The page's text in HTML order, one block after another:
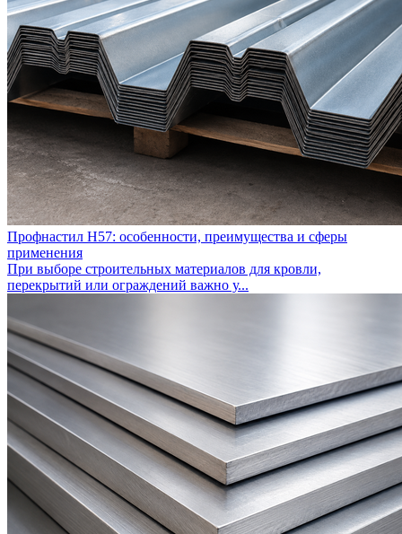
Профнастил Н57: особенности, преимущества и сферы
применения
При выборе строительных материалов для кровли,
перекрытий или ограждений важно у...